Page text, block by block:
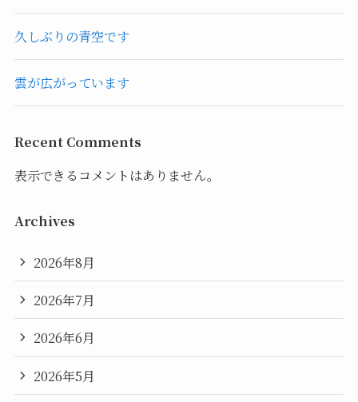
久しぶりの青空です
雲が広がっています
Recent Comments
表示できるコメントはありません。
Archives
2026年8月
2026年7月
2026年6月
2026年5月